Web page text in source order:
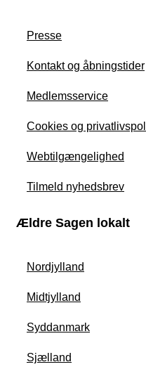
Presse
Kontakt og åbningstider
Medlemsservice
Cookies og
Webtilgængelighed
Tilmeld nyhedsbrev
Ældre Sagen lokalt
Nordjylland
Midtjylland
Syddanmark
Sjælland